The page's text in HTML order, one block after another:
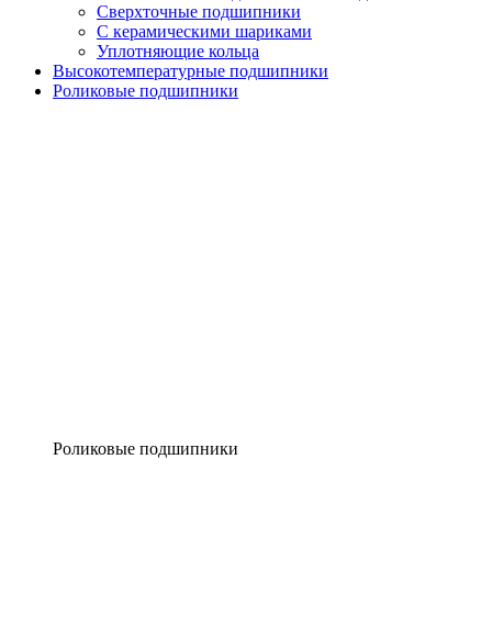
Сверхточные подшипники
С керамическими шариками
Уплотняющие кольца
Высокотемпературные подшипники
Роликовые подшипники
Роликовые подшипники